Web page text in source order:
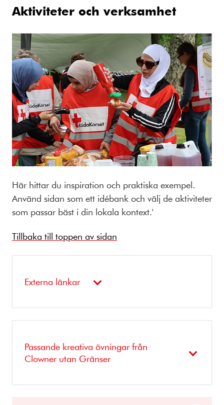
Aktiviteter och verksamhet
Här hittar du inspiration och praktiska exempel.
Använd sidan som ett idébank och välj de aktiviteter
som passar bäst i din lokala kontext.'
Tillbaka till toppen av sidan
Externa länkar
Passande kreativa övningar från
Clowner utan Gränser